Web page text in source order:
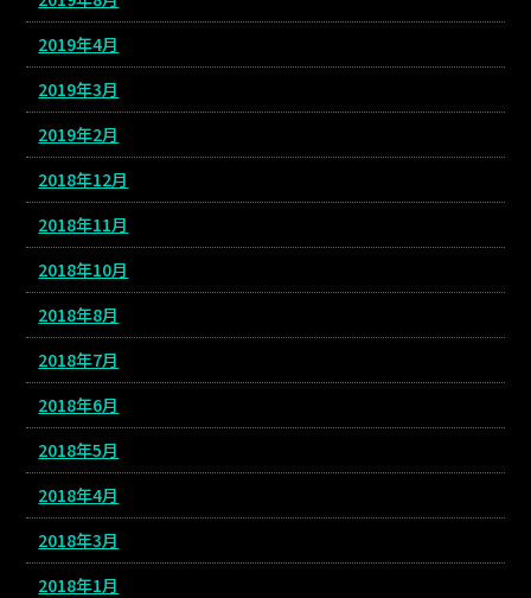
2019年4月
2019年3月
2019年2月
2018年12月
2018年11月
2018年10月
2018年8月
2018年7月
2018年6月
2018年5月
2018年4月
2018年3月
2018年1月